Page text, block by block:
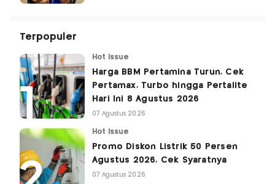
Terpopuler
Hot Issue
Harga BBM Pertamina Turun, Cek
Pertamax, Turbo hingga Pertalite
Hari Ini 8 Agustus 2026
07 Agustus 2026
Hot Issue
Promo Diskon Listrik 50 Persen
Agustus 2026, Cek Syaratnya
07 Agustus 2026